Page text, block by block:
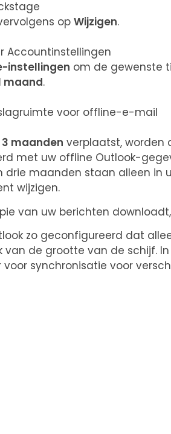
op Wijzigen.
instellingen om de gewenste
maand.
3 maanden verplaatst, worden
met uw offline Outlook-
maanden staan alleen in
wijzigen.
van uw berichten
zo geconfigureerd dat
de grootte van de schijf.
synchronisatie voor